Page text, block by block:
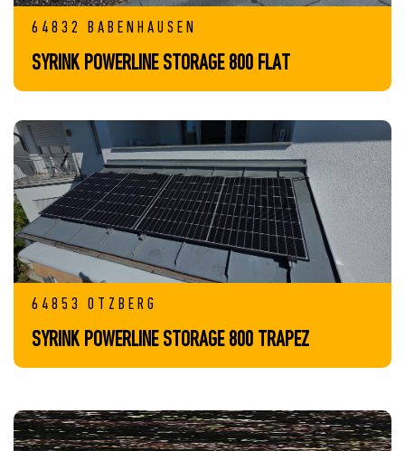
64832 BABENHAUSEN
SYRINK POWERLINE STORAGE 800 FLAT
64853 OTZBERG
SYRINK POWERLINE STORAGE 800 TRAPEZ